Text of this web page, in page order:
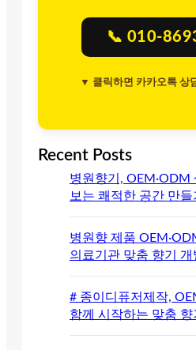
📞 010-
▼ 클릭하면 카카오톡 상
Recent Posts
병원향기,
보는 쾌적한 공간 만들
병원향 제품
의료기관 맞춤 향기
# 종이디퓨저제작,
함께 시작하는 맞춤 향